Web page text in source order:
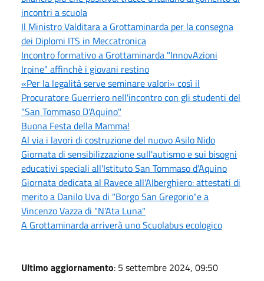
incontri a scuola
Il Ministro Valditara a Grottaminarda per la consegna
dei Diplomi ITS in Meccatronica
Incontro formativo a Grottaminarda "InnovAzioni
Irpine" affinchè i giovani restino
«Per la legalità serve seminare valori» così il
Procuratore Guerriero nell'incontro con gli studenti del
"San Tommaso D'Aquino"
Buona Festa della Mamma!
Al via i lavori di costruzione del nuovo Asilo Nido
Giornata di sensibilizzazione sull'autismo e sui bisogni
educativi speciali all'Istituto San Tommaso d'Aquino
Giornata dedicata al Ravece all'Alberghiero: attestati di
merito a Danilo Uva di "Borgo San Gregorio"e a
Vincenzo Vazza di "N'Ata Luna"
A Grottaminarda arriverà uno Scuolabus ecologico
Ultimo aggiornamento: 5 settembre 2024, 09:50